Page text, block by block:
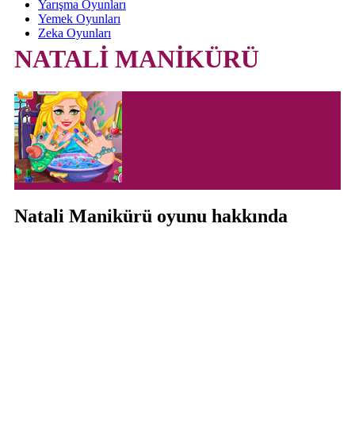
Yarışma Oyunları
Yemek Oyunları
Zeka Oyunları
NATALİ MANİKÜRÜ
Natali Manikürü oyunu hakkında